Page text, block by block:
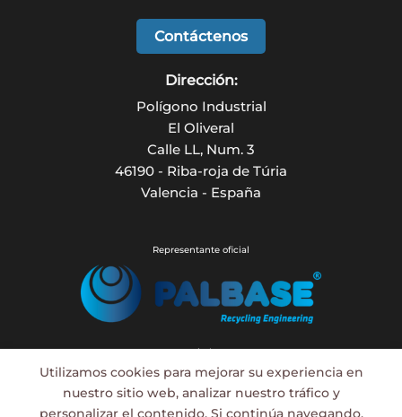
Contáctenos
Dirección:
Polígono Industrial
El Oliveral
Calle LL, Num. 3
46190 - Riba-roja de Túria
Valencia - España
Representante oficial
Asociado a:
ASTRY WELD
Montaje, diseño, soldadura, calderería
Utilizamos cookies para mejorar su experiencia en
nuestro sitio web, analizar nuestro tráfico y
personalizar el contenido. Si continúa navegando,